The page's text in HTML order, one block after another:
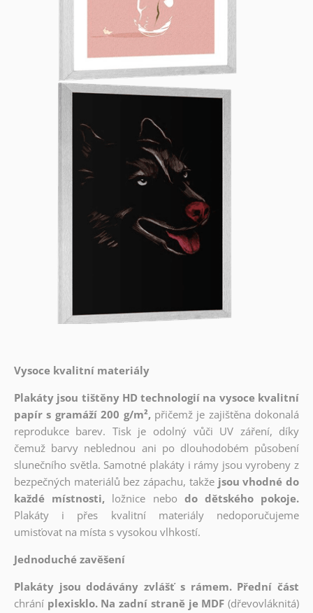
Vysoce kvalitní materiály
Plakáty jsou tištěny HD technologií na vysoce kvalitní
papír s gramáží 200 g/m², přičemž je zajištěna dokonalá
reprodukce barev. Tisk je odolný vůči UV záření, díky
čemuž barvy neblednou ani po dlouhodobém působení
slunečního světla. Samotné plakáty i rámy jsou vyrobeny z
bezpečných materiálů bez zápachu, takže jsou vhodné do
každé místnosti, ložnice nebo do dětského pokoje.
Plakáty i přes kvalitní materiály nedoporučujeme
umisťovat na místa s vysokou vlhkostí.
Jednoduché zavěšení
Plakáty jsou dodávány zvlášť s rámem. Přední část
chrání plexisklo. Na zadní straně je MDF (dřevovláknitá)